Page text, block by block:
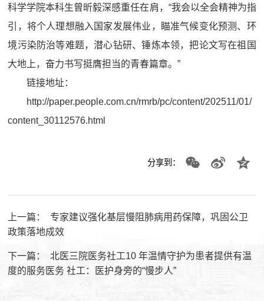
科学学院本科生曾昕毅深感重任在肩，“我会以全会精神为指
引，将个人理想融入国家发展伟业，瞄准气候变化预测、环
境污染防治等难题，潜心钻研、锤炼本领，把论文写在祖国
大地上，奋力书写挺膺担当的青春篇章。”
链接地址：
http://paper.people.com.cn/rmrb/pc/content/202511/01/
content_30112576.html
分享到：
上一篇：
专家建议强化基层慢阻肺病用药保障，巩固公卫
政策落地成效
下一篇：
北医三院医务社工10 年温情守护为患者提供有温
度的服务医务 社工：医护身旁的“慢步人”